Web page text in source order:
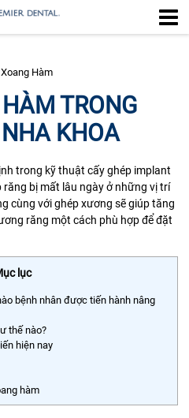
Hàm
TRONG
KHOA
trong kỹ thuật cấy ghép implant
bị mất lâu ngày ở những vị trí
cùng với ghép xương sẽ giúp tăng
răng một cách phù hợp để đặt
lục
bệnh nhân được tiến hành nâng
thế nào?
hiện nay
hàm